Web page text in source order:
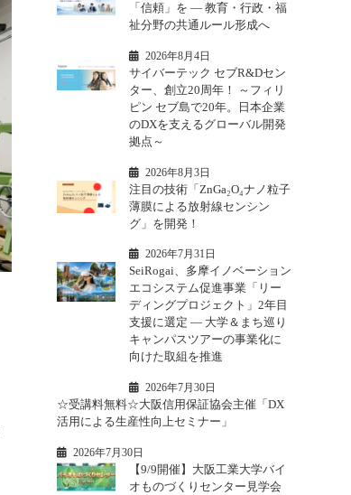
「信頼」を ― 教育・行政・福
祉分野の共通ルール形成へ
2026年8月4日
サイバーテック セブR&Dセン
ター、創立20周年！ ～フィリ
ピン セブ島で20年。日本企業
のDXを支えるグローバル開発
拠点～
2026年8月3日
注目の技術「ZnGa₂O₄ナノ粒子
薄膜による放射線センシン
グ」を開発！
2026年7月31日
SeiRogai、多摩イノベーション
エコシステム促進事業「リー
ディングプロジェクト」2年目
支援に選定 ― 大学＆まち巡り
キャンパスツアーの事業化に
向けた取組を推進
2026年7月30日
☆受講料無料☆大阪信用保証協会主催「DX
活用による生産性向上セミナー」
2026年7月30日
【9/9開催】大阪工業大学バイ
オものづくりセンター見学会